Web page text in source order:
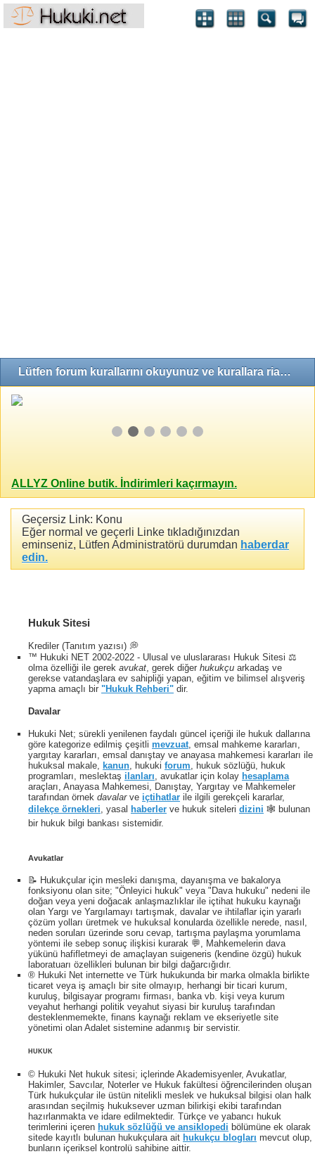
Lütfen forum kurallarını okuyunuz ve kurallara riayet ediniz!
ALLYZ Online butik. İndirimleri kaçırmayın.
Geçersiz Link: Konu
Eğer normal ve geçerli Linke tıkladığınızdan
eminseniz, Lütfen Administratörü durumdan haberdar
edin.
Hukuk Sitesi
Krediler (Tanıtım yazısı) 💭
™ Hukuki NET 2002-2022 - Ulusal ve uluslararası Hukuk Sitesi ⚖️
olma özelliği ile gerek avukat , gerek diğer hukukçu arkadaş ve
gerekse vatandaşlara ev sahipliği yapan, eğitim ve bilimsel alışveriş
yapma amaçlı bir "Hukuk Rehberi" dir.
Davalar
Hukuki Net; sürekli yenilenen faydalı güncel içeriği ile hukuk dallarına
göre kategorize edilmiş çeşitli mevzuat, emsal mahkeme kararları,
yargıtay kararları, emsal danıştay ve anayasa mahkemesi kararları ile
hukuksal makale, kanun, hukuki forum, hukuk sözlüğü, hukuk
programları, meslektaş ilanları, avukatlar için kolay hesaplama
araçları, Anayasa Mahkemesi, Danıştay, Yargıtay ve Mahkemeler
tarafından örnek davalarve içtihatlar ile ilgili gerekçeli kararlar,
dilekçe örnekleri, yasal haberler ve hukuk siteleri dizini 🕸 bulunan
bir hukuk bilgi bankası sistemidir.
Avukatlar
📝 Hukukçular için mesleki danışma, dayanışma ve bakalorya
fonksiyonu olan site; "Önleyici hukuk" veya "Dava hukuku" nedeni ile
doğan veya yeni doğacak anlaşmazlıklar ile içtihat hukuku kaynağı
olan Yargı ve Yargılamayı tartışmak, davalar ve ihtilaflar için yararlı
çözüm yolları üretmek ve hukuksal konularda özellikle nerede, nasıl,
neden soruları üzerinde soru cevap, tartışma paylaşma yorumlama
yöntemi ile sebep sonuç ilişkisi kurarak 💬, Mahkemelerin dava
yükünü hafifletmeyi de amaçlayan suigeneris (kendine özgü) hukuk
laboratuarı özellikleri bulunan bir bilgi dağarcığıdır.
® Hukuki Net internette ve Türk hukukunda bir marka olmakla birlikte
ticaret veya iş amaçlı bir site olmayıp, herhangi bir ticari kurum,
kuruluş, bilgisayar programı firması, banka vb. kişi veya kurum
veyahut herhangi politik veyahut siyasi bir kuruluş tarafından
desteklenmemekte, finans kaynağı reklam ve ekseriyetle site
yönetimi olan Adalet sistemine adanmış bir servistir.
HUKUK
© Hukuki Net hukuk sitesi; içlerinde Akademisyenler, Avukatlar,
Hakimler, Savcılar, Noterler ve Hukuk fakültesi öğrencilerinden oluşan
Türk hukukçular ile üstün nitelikli meslek ve hukuksal bilgisi olan halk
arasından seçilmiş hukuksever uzman bilirkişi ekibi tarafından
hazırlanmakta ve idare edilmektedir. Türkçe ve yabancı hukuk
terimlerini içeren hukuk sözlüğü ve ansiklopedi bölümüne ek olarak
sitede kayıtlı bulunan hukukçulara ait hukukçu blogları mevcut olup,
bunların içeriksel kontrolü sahibine aittir.